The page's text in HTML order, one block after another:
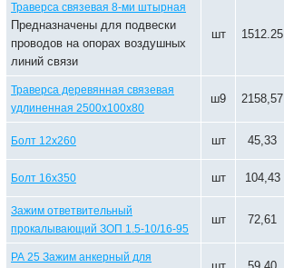
Траверса связевая 8-ми штырная
Предназначены для подвески
проводов на опорах воздушных
линий связи
шт 1512.25
Траверса деревянная связевая
удлиненная 2500х100х80
ш9 2158,57
Болт 12х260 шт 45,33
Болт 16х350 шт 104,43
Зажим ответвительный
прокалывающий ЗОП 1.5-10/16-95
шт 72,61
РА 25 Зажим анкерный для